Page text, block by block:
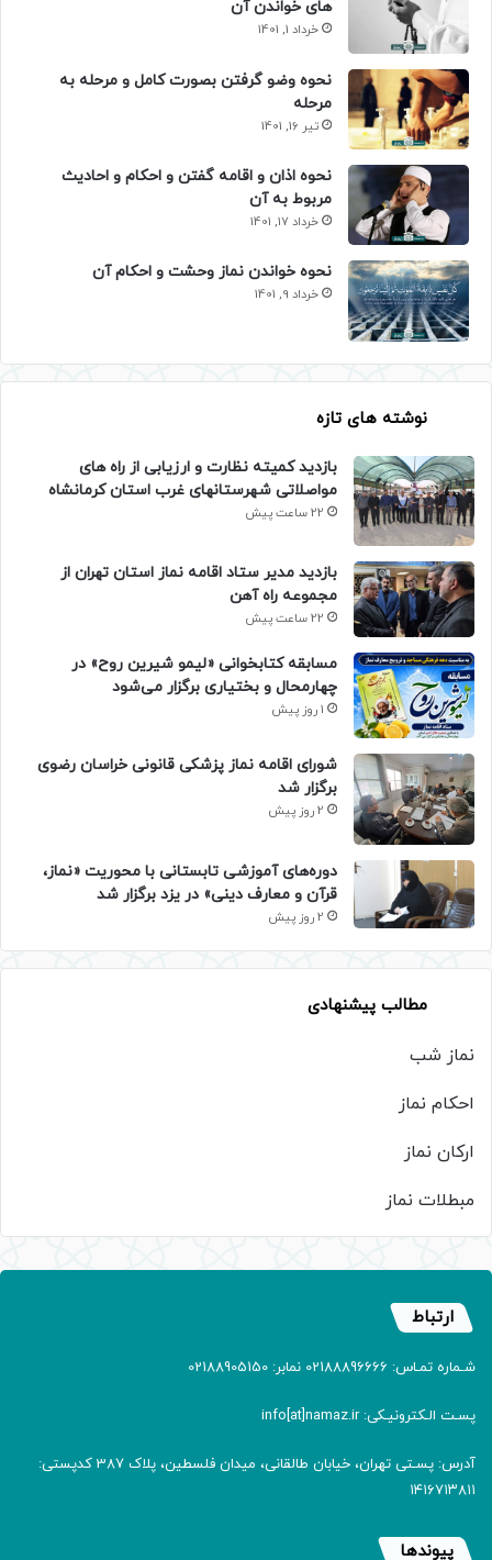
های خواندن آن
خرداد 1, 1401
نحوه وضو گرفتن بصورت کامل و مرحله به
مرحله
تیر 16, 1401
نحوه اذان و اقامه گفتن و احکام و احادیث
مربوط به آن
خرداد 17, 1401
نحوه خواندن نماز وحشت و احکام آن
خرداد 9, 1401
نوشته های تازه
بازدید کمیته نظارت و ارزیابی از راه های
مواصلاتی شهرستانهای غرب استان کرمانشاه
22 ساعت پیش
بازدید مدیر ستاد اقامه نماز استان تهران از
مجموعه راه آهن
22 ساعت پیش
مسابقه کتابخوانی «لیمو شیرین روح» در
چهارمحال و بختیاری برگزار می‌شود
1 روز پیش
شورای اقامه نماز پزشکی قانونی خراسان رضوی
برگزار شد
2 روز پیش
دوره‌های آموزشی تابستانی با محوریت «نماز،
قرآن و معارف دینی» در یزد برگزار شد
2 روز پیش
مطالب پیشنهادی
نماز شب
احکام نماز
ارکان نماز
مبطلات نماز
ارتباط
شـماره تمـاس: 02188896666 نمابر: 02188905150
پسـت الـکترونیـکی: info[at]namaz.ir
آدرس: پسـتی تهران، خیابان طالقانی، میدان فلسطین، پلاک 387 کدپستی:
۱۴۱۶۷۱۳۸۱۱
پیوندها